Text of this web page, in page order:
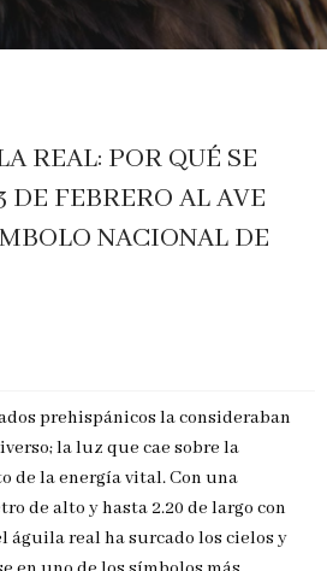
REAL: POR QUÉ SE
DE FEBRERO AL AVE
NACIONAL DE
prehispánicos la consideraban
la luz que cae sobre la
de la energía vital. Con una
de alto y hasta 2.20 de largo con
águila real ha surcado los cielos y